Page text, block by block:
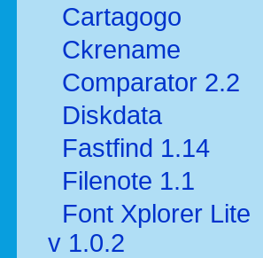
Cartagogo
Ckrename
Comparator 2.2
Diskdata
Fastfind 1.14
Filenote 1.1
Font Xplorer Lite
v 1.0.2